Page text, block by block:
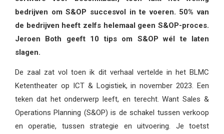
bedrijven om S&OP succesvol in te voeren. 50% van
de bedrijven heeft zelfs helemaal geen S&OP-proces.
Jeroen Both geeft 10 tips om S&OP wél te laten
slagen.
De zaal zat vol toen ik dit verhaal vertelde in het BLMC
Ketentheater op ICT & Logistiek, in november 2023. Een
teken dat het onderwerp leeft, en terecht. Want Sales &
Operations Planning (S&OP) is de schakel tussen verkoop
en operatie, tussen strategie en uitvoering. Je toetst